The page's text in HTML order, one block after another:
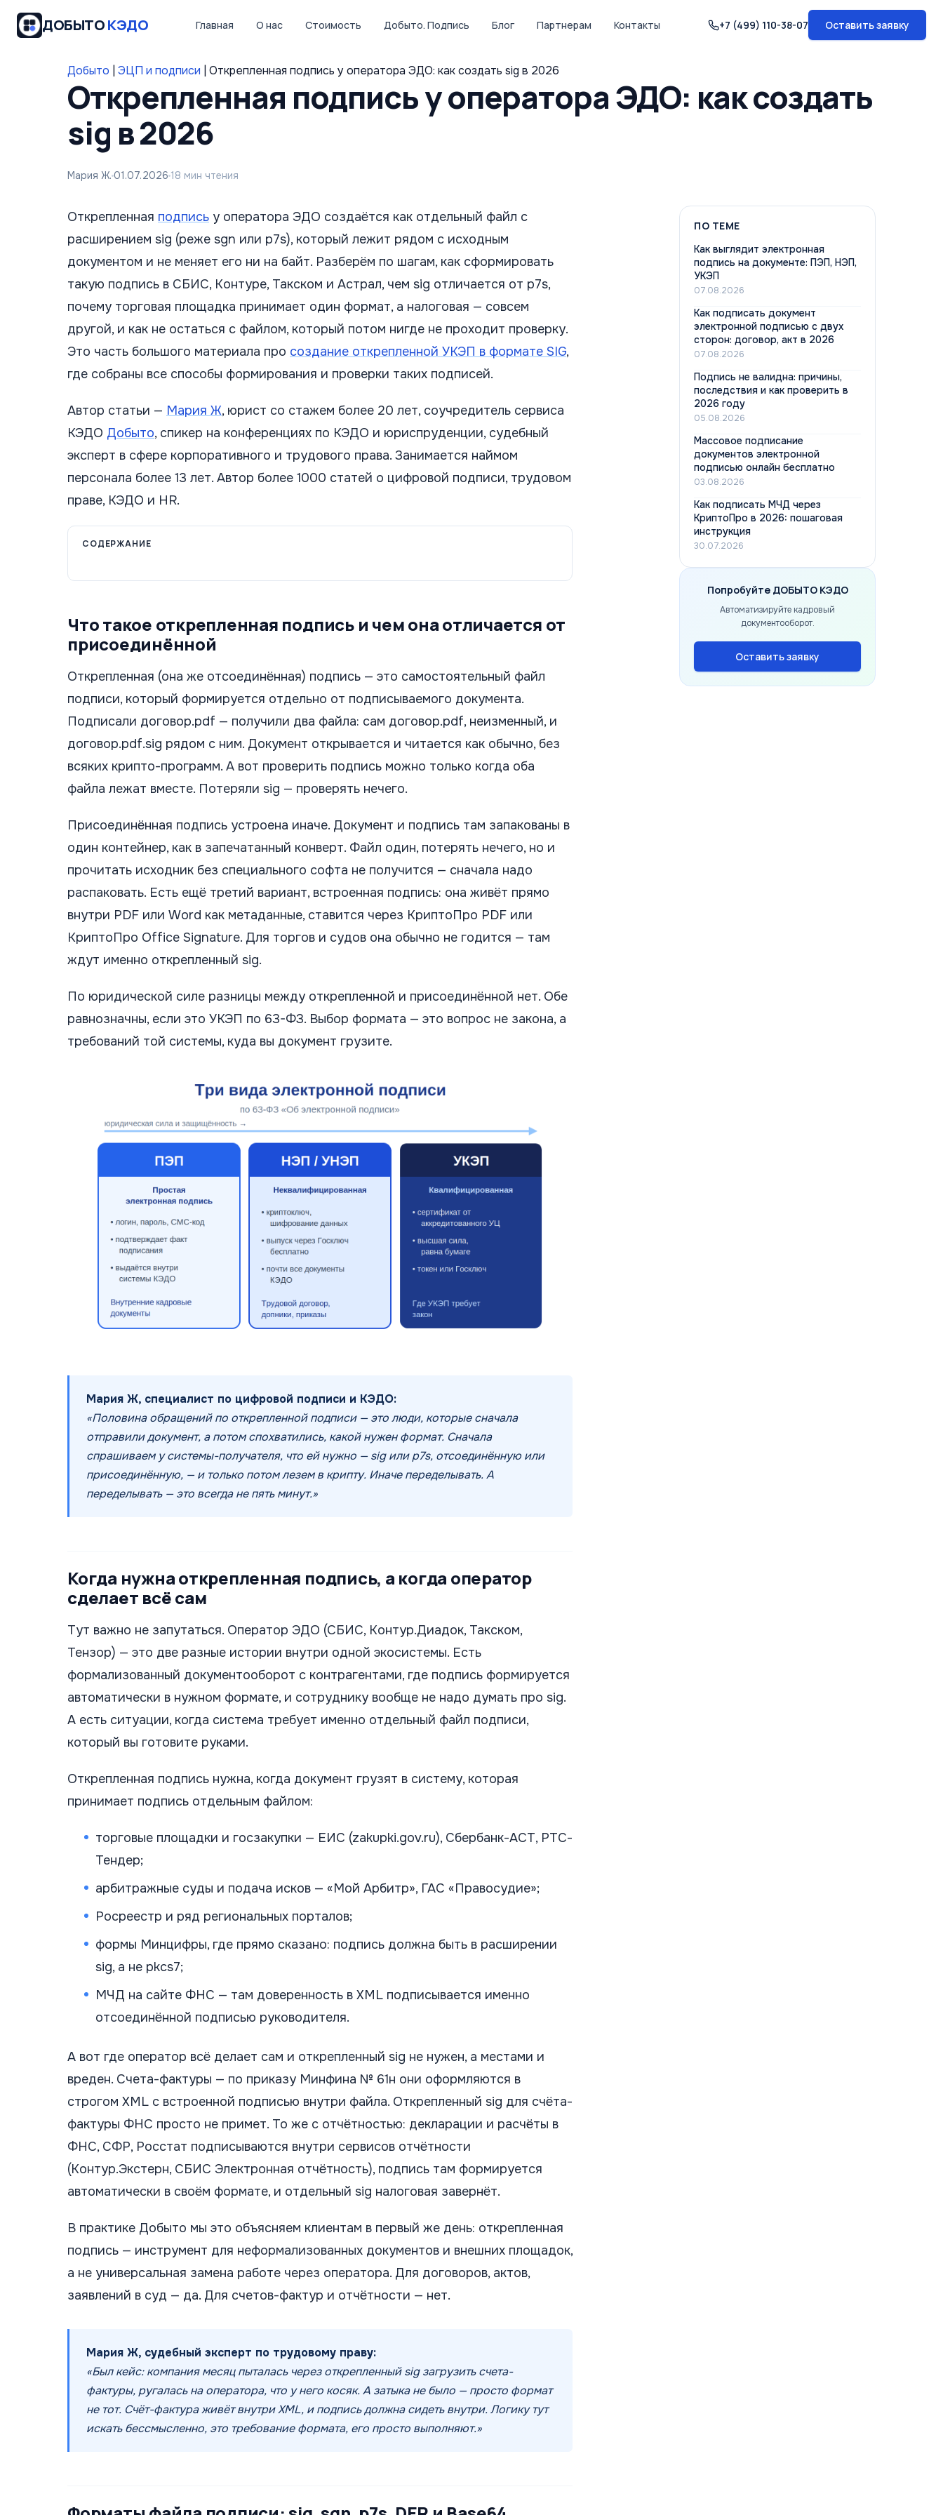
ДОБЫТОКЭДО Главная О нас Стоимость Добыто. Подпись Блог Партнерам Контакты +7 (499) 110-38-07 Оставить заявку
Добыто ЭЦП и подписи Открепленная подпись у оператора ЭДО: как создать sig в 2026
Открепленная подпись у оператора ЭДО: как создать
sig в 2026
Мария Ж. 01.07.2026 18 мин чтения
Открепленная подпись у оператора ЭДО создаётся как отдельный файл с
расширением sig (реже sgn или p7s), который лежит рядом с исходным
документом и не меняет его ни на байт. Разберём по шагам, как сформировать
такую подпись в СБИС, Контуре, Такском и Астрал, чем sig отличается от p7s,
почему торговая площадка принимает один формат, а налоговая — совсем
другой, и как не остаться с файлом, который потом нигде не проходит проверку.
Это часть большого материала про создание открепленной УКЭП в формате SIG,
где собраны все способы формирования и проверки таких подписей.
Автор статьи — Мария Ж, юрист со стажем более 20 лет, соучредитель сервиса
КЭДО Добыто, спикер на конференциях по КЭДО и юриспруденции, судебный
эксперт в сфере корпоративного и трудового права. Занимается наймом
персонала более 13 лет. Автор более 1000 статей о цифровой подписи, трудовом
праве, КЭДО и HR.
СОДЕРЖАНИЕ
Что такое открепленная подпись и чем она отличается от
присоединённой
Открепленная (она же отсоединённая) подпись — это самостоятельный файл
подписи, который формируется отдельно от подписываемого документа.
Подписали договор.pdf — получили два файла: сам договор.pdf, неизменный, и
договор.pdf.sig рядом с ним. Документ открывается и читается как обычно, без
всяких крипто-программ. А вот проверить подпись можно только когда оба
файла лежат вместе. Потеряли sig — проверять нечего.
Присоединённая подпись устроена иначе. Документ и подпись там запакованы в
один контейнер, как в запечатанный конверт. Файл один, потерять нечего, но и
прочитать исходник без специального софта не получится — сначала надо
распаковать. Есть ещё третий вариант, встроенная подпись: она живёт прямо
внутри PDF или Word как метаданные, ставится через КриптоПро PDF или
КриптоПро Office Signature. Для торгов и судов она обычно не годится — там
ждут именно открепленный sig.
По юридической силе разницы между открепленной и присоединённой нет. Обе
равнозначны, если это УКЭП по 63-ФЗ. Выбор формата — это вопрос не закона, а
требований той системы, куда вы документ грузите.
Мария Ж, специалист по цифровой подписи и КЭДО:
«Половина обращений по открепленной подписи — это люди, которые сначала
отправили документ, а потом спохватились, какой нужен формат. Сначала
спрашиваем у системы-получателя, что ей нужно — sig или p7s, отсоединённую или
присоединённую, — и только потом лезем в крипту. Иначе переделывать. А
переделывать — это всегда не пять минут.»
Когда нужна открепленная подпись, а когда оператор
сделает всё сам
Тут важно не запутаться. Оператор ЭДО (СБИС, Контур.Диадок, Такском,
Тензор) — это две разные истории внутри одной экосистемы. Есть
формализованный документооборот с контрагентами, где подпись формируется
автоматически в нужном формате, и сотруднику вообще не надо думать про sig.
А есть ситуации, когда система требует именно отдельный файл подписи,
который вы готовите руками.
Открепленная подпись нужна, когда документ грузят в систему, которая
принимает подпись отдельным файлом:
торговые площадки и госзакупки — ЕИС (zakupki.gov.ru), Сбербанк-АСТ, РТС-
Тендер;
арбитражные суды и подача исков — «Мой Арбитр», ГАС «Правосудие»;
Росреестр и ряд региональных порталов;
формы Минцифры, где прямо сказано: подпись должна быть в расширении
sig, а не pkcs7;
МЧД на сайте ФНС — там доверенность в XML подписывается именно
отсоединённой подписью руководителя.
А вот где оператор всё делает сам и открепленный sig не нужен, а местами и
вреден. Счета-фактуры — по приказу Минфина № 61н они оформляются в
строгом XML с встроенной подписью внутри файла. Открепленный sig для счёта-
фактуры ФНС просто не примет. То же с отчётностью: декларации и расчёты в
ФНС, СФР, Росстат подписываются внутри сервисов отчётности
(Контур.Экстерн, СБИС Электронная отчётность), подпись там формируется
автоматически в своём формате, и отдельный sig налоговая завернёт.
В практике Добыто мы это объясняем клиентам в первый же день: открепленная
подпись — инструмент для неформализованных документов и внешних площадок,
а не универсальная замена работе через оператора. Для договоров, актов,
заявлений в суд — да. Для счетов-фактур и отчётности — нет.
Мария Ж, судебный эксперт по трудовому праву:
«Был кейс: компания месяц пыталась через открепленный sig загрузить счета-
фактуры, ругалась на оператора, что у него косяк. А затыка не было — просто формат
не тот. Счёт-фактура живёт внутри XML, и подпись должна сидеть внутри. Логику тут
искать бессмысленно, это требование формата, его просто выполняют.»
ПО ТЕМЕ
Как выглядит электронная
подпись на документе: ПЭП, НЭП,
УКЭП
07.08.2026
Как подписать документ
электронной подписью с двух
сторон: договор, акт в 2026
07.08.2026
Подпись не валидна: причины,
последствия и как проверить в
2026 году
05.08.2026
Массовое подписание
документов электронной
подписью онлайн бесплатно
03.08.2026
Как подписать МЧД через
КриптоПро в 2026: пошаговая
инструкция
30.07.2026
Попробуйте ДОБЫТО КЭДО
Автоматизируйте кадровый
документооборот.
Оставить заявку